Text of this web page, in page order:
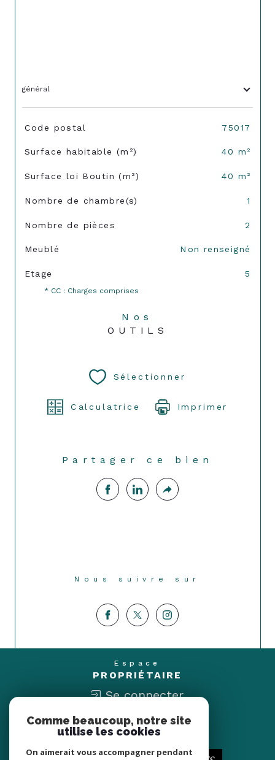
général
TRAD_SIROCCO_Caracteristique
Code postal 75017
Surface habitable (m²) 40 m²
Surface loi Boutin (m²) 40 m²
Nombre de chambre(s) 1
Nombre de pièces 2
Meublé Non renseigné
Etage 5
* CC : Charges comprises
Nos
OUTILS
Sélectionner
Calculatrice Imprimer
Partager ce bien
Nous suivre sur
Espace
PROPRIÉTAIRE
Se connecter
Nous
ADHÉRONS
Comme beaucoup, notre site
utilise les cookies
On aimerait vous accompagner pendant